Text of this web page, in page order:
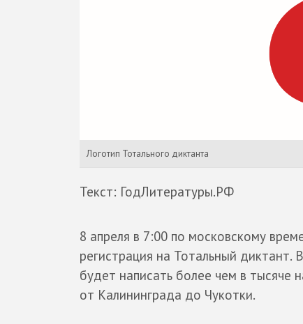
Логотип Тотального диктанта
Текст: ГодЛитературы.РФ
8 апреля в 7:00 по московскому
регистрация на Тотальный
будет написать более чем в тысяче
от Калининграда до Чукотки.